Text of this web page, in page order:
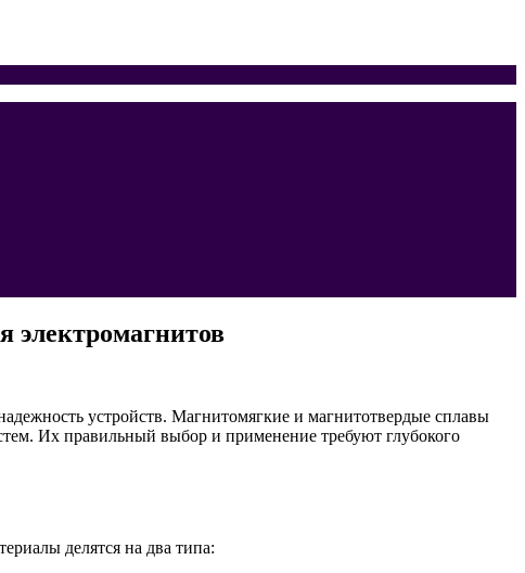
электромагнитов
устройств. Магнитомягкие и магнитотвердые сплавы
Их правильный выбор и применение требуют глубокого
делятся на два типа: